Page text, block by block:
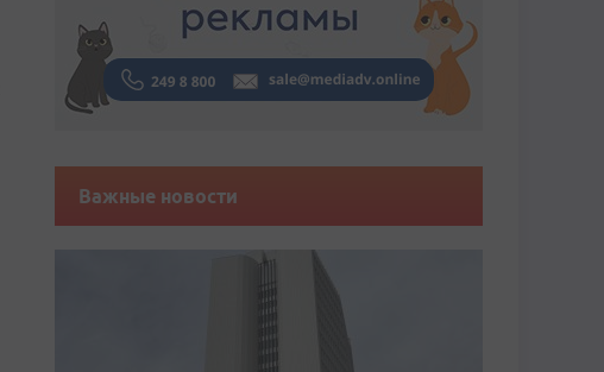
Важные новости